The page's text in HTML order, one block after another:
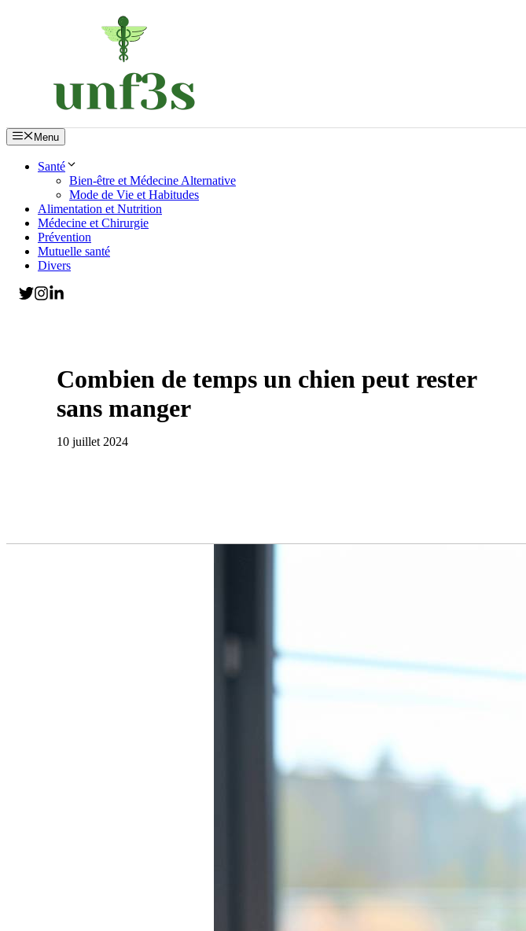
Menu
Santé
Bien-être et Médecine Alternative
Mode de Vie et Habitudes
Alimentation et Nutrition
Médecine et Chirurgie
Prévention
Mutuelle santé
Divers
Combien de temps un chien peut rester
sans manger
10 juillet 2024